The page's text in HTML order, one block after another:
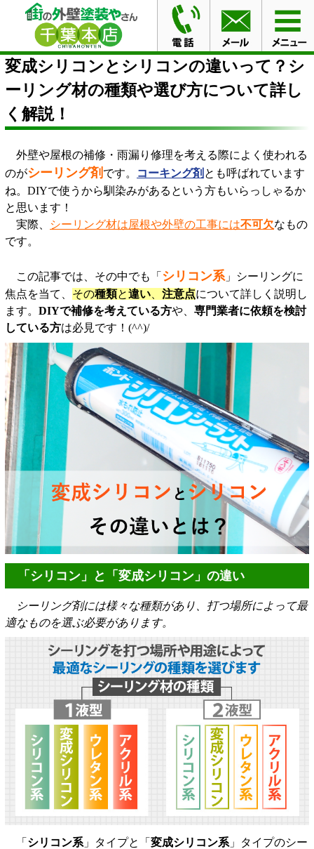
HOME ブログ
変成シリコンとシリコンの違いって？シ
ーリング材の種類や選び方について詳しく解説！
変成シリコンとシリコンの違いって？シ
ーリング材の種類や選び方について詳し
く解説！
外壁や屋根の補修・雨漏り修理を考える際によく使われる
のがシーリング剤 です。 コーキング剤 とも呼ばれています
ね。DIYで使うから馴染みがあるという方もいらっしゃるか
と思います！
実際、
シーリング材は屋根や外壁の工事には不可欠なもの
です。
この記事では、その中でも「 シリコン系」シーリングに
焦点を当て、 その種類と違い、 注意点について詳しく説明し
ます。 DIYで補修を考えている方や、 専門業者に依頼を検討
している方は必見です！(^^)/
「シリコン」と「変成シリコン」の違い
シーリング剤には様々な種類があり、打つ場所によって最
適なものを選ぶ必要があります。
「 シリコン系 」タイプと「 変成シリコン系 」タイプのシー